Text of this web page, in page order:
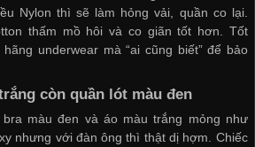
Nylon thì sẽ làm hỏng vải, quần co lại.
thấm mồ hôi và co giãn tốt hơn. Tốt
underwear mà “ai cũng biết” để bảo
còn quần lót màu đen
màu đen và áo màu trắng mỏng như
nhưng với đàn ông thì thật dị hợm. Chiếc